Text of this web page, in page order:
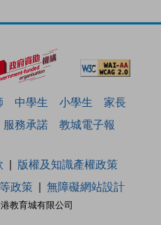
中學生 小學生
家長
服務承諾 教城電子報
教育城有限公司
版權及知識產權政策
政策 無障礙網站設計